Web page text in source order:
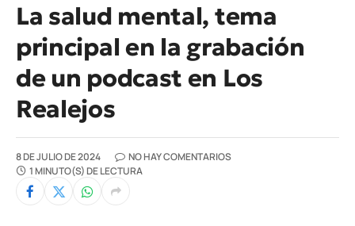
La salud mental, tema
principal en la grabación
de un podcast en Los
Realejos
8 DE JULIO DE 2024
NO HAY COMENTARIOS
1 MINUTO(S) DE LECTURA